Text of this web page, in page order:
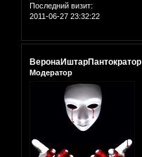
Последний визит:
2011-06-27 23:32:22
ВеронаИштарПантократор
Модератор